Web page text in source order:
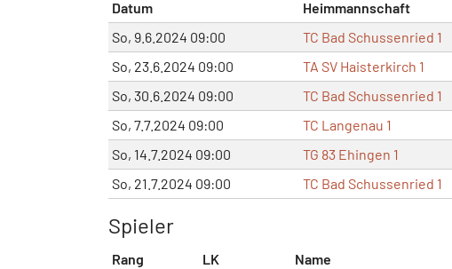
Datum Heimmannschaft
So, 9.6.2024 09:00
TC Bad Schussenried 1
So, 23.6.2024 09:00
TA SV Haisterkirch 1
So, 30.6.2024 09:00
TC Bad Schussenried 1
So, 7.7.2024 09:00
TC Langenau 1
So, 14.7.2024 09:00
TG 83 Ehingen 1
So, 21.7.2024 09:00
TC Bad Schussenried 1
Spieler
Rang LK Name